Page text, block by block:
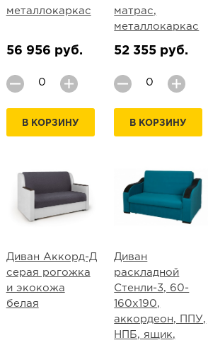
металлокаркас
56 956 руб.
В КОРЗИНУ
матрас,
металлокаркас
52 355 руб.
В КОРЗИНУ
Диван Аккорд-Д
серая рогожка
и экокожа
белая
Диван
раскладной
Стенли-3, 60-
160х190,
аккордеон, ППУ,
НПБ, ящик,